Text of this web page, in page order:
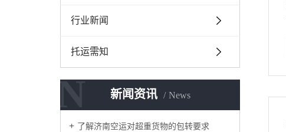
行业新闻
托运需知
新闻资讯 News
N
了解济南空运对超重货物的包转要求